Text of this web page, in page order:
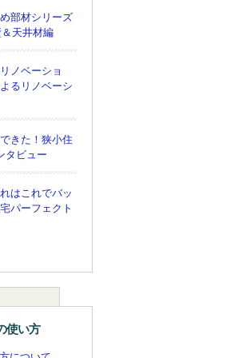
部材シリーズ
天井材編
ノベーショ
るリノベーシ
きた！狭小住
タビュー
はこれでバッ
パーフェクト
使い方